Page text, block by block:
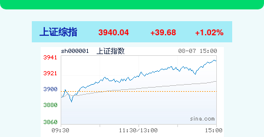
上证综指 3940.04 +39.68 +1.02%